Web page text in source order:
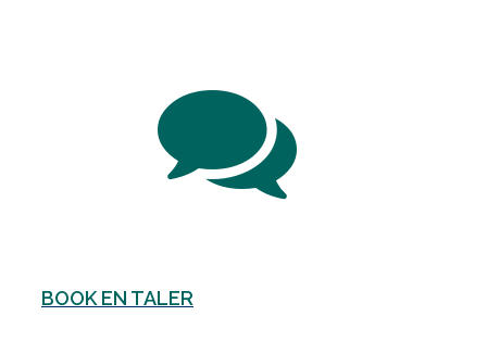
BOOK EN TALER